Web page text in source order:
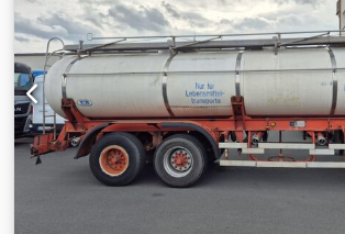
schijfremmen – lengte: 5650 mm –
hoogte: 3320 mm – leeggewicht: 3770 kg
HLW – tankmateriaal: roestvrij staal –
13000 liter – aantal tankcompartimenten:
– geïsoleerd – CIP-reiniging Crjdpfxozfpz